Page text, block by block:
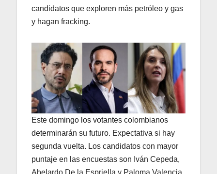
candidatos que exploren más petróleo y gas
y hagan fracking.
Este domingo los votantes colombianos
determinarán su futuro. Expectativa si hay
segunda vuelta. Los candidatos con mayor
puntaje en las encuestas son Iván Cepeda,
Abelardo De la Espriella y Paloma Valencia.